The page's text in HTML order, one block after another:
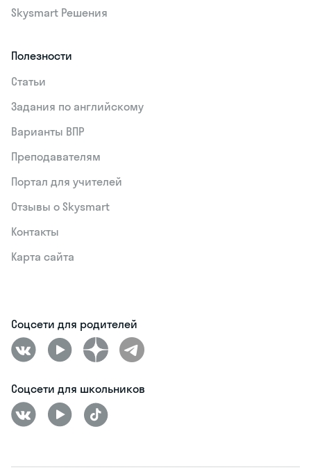
Skysmart Решения
Полезности
Статьи
Задания по английскому
Варианты ВПР
Преподавателям
Портал для учителей
Отзывы о Skysmart
Контакты
Карта сайта
Соцсети для родителей
Соцсети для школьников